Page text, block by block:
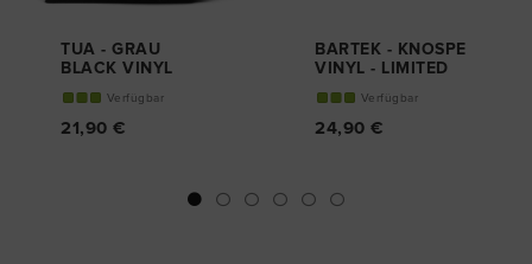
TUA - GRAU
BLACK VINYL
Verfügbar
21,90 €
BARTEK - KNOSPE
VINYL - LIMITED
Verfügbar
24,90 €